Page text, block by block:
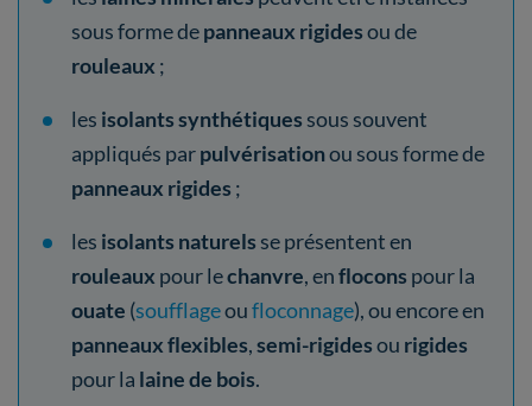
sous forme depanneaux rigidesou de
rouleaux ;
les isolants synthétiques sous souvent
appliqués parpulvérisationou sous forme de
panneaux rigides ;
les isolants naturels se présentent en
rouleaux pour lechanvre, enflocons pour la
ouate (soufflageoufloconnage), ou encore en
panneaux flexibles,semi-rigidesou rigides
pour la laine de bois.